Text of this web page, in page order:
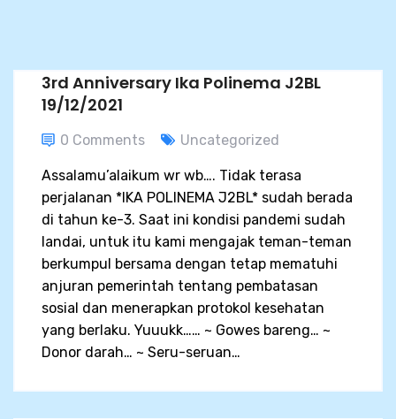
3rd Anniversary Ika Polinema J2BL
19/12/2021
0 Comments Uncategorized
Assalamu’alaikum wr wb…. Tidak terasa
perjalanan *IKA POLINEMA J2BL* sudah berada
di tahun ke-3. Saat ini kondisi pandemi sudah
landai, untuk itu kami mengajak teman-teman
berkumpul bersama dengan tetap mematuhi
anjuran pemerintah tentang pembatasan
sosial dan menerapkan protokol kesehatan
yang berlaku. Yuuukk…… ~ Gowes bareng… ~
Donor darah… ~ Seru-seruan…